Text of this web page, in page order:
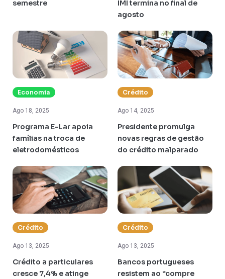
semestre
IMI termina no final de
agosto
Economia
Ago 18, 2025
Programa E-Lar apoia
famílias na troca de
eletrodomésticos
Crédito
Ago 14, 2025
Presidente promulga
novas regras de gestão
do crédito malparado
Crédito
Ago 13, 2025
Crédito a particulares
cresce 7,4% e atinge
Crédito
Ago 13, 2025
Bancos portugueses
resistem ao “compre